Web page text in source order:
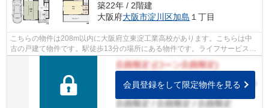
築22年 / 2階建
大阪府大阪市淀川区加島 １丁目
こちらの物件は208m以内に大阪府立東淀工業高校があります。こちらは中
古の戸建て物件です。駅徒歩13分の場所にある物件です。ライフサービスが
お届けします、東西線加島周辺の物件情...
会員登録をして限定物件を見る